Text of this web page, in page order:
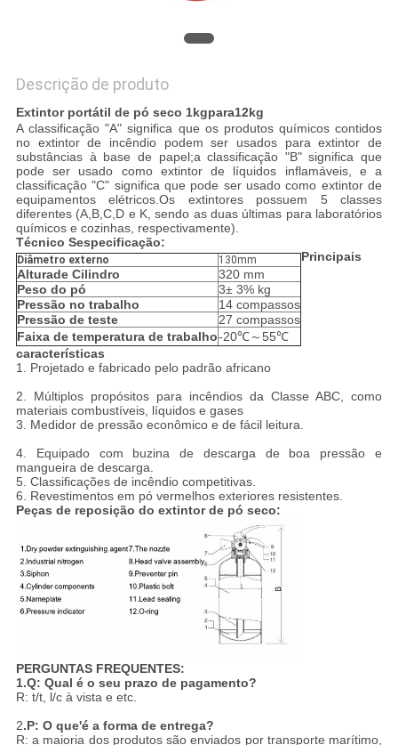
Descrição de produto
Extintor portátil de pó seco 1kgpara12kg
A classificação "A" significa que os produtos químicos contidos
no extintor de incêndio podem ser usados ​​para extintor de
substâncias à base de papel;a classificação "B" significa que
pode ser usado como extintor de líquidos inflamáveis, e a
classificação "C" significa que pode ser usado como extintor de
equipamentos elétricos.Os extintores possuem 5 classes
diferentes (A,B,C,D e K, sendo as duas últimas para laboratórios
químicos e cozinhas, respectivamente).
Técnico Sespecificação:
Diâmetro externo 130mm
Alturade Cilindro
320 mm
Peso do pó
3± 3% kg
Pressão no trabalho
14 compassos
Pressão de teste
27 compassos
Faixa de temperatura de trabalho-20℃～55℃
Principais
características
1. Projetado e fabricado pelo padrão africano
2. Múltiplos propósitos para incêndios da Classe ABC, como
materiais combustíveis, líquidos e gases
3. Medidor de pressão econômico e de fácil leitura.
4. Equipado com buzina de descarga de boa pressão e
mangueira de descarga.
5. Classificações de incêndio competitivas.
6. Revestimentos em pó vermelhos exteriores resistentes.
Peças de reposição do extintor de pó seco:
PERGUNTAS FREQUENTES:
1.Q: Qual é o seu prazo de pagamento?
R: t/t, l/c à vista e etc.
2.P: O que'é a forma de entrega?
R: a maioria dos produtos são enviados por transporte marítimo,